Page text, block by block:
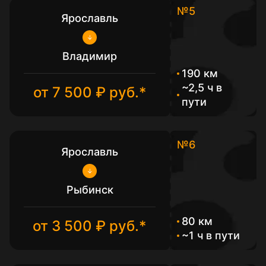
Ярославль
Владимир
от 7 500 ₽ руб.*
№5
190 км
~2,5 ч в
пути
Ярославль
Рыбинск
от 3 500 ₽ руб.*
№6
80 км
~1 ч в пути